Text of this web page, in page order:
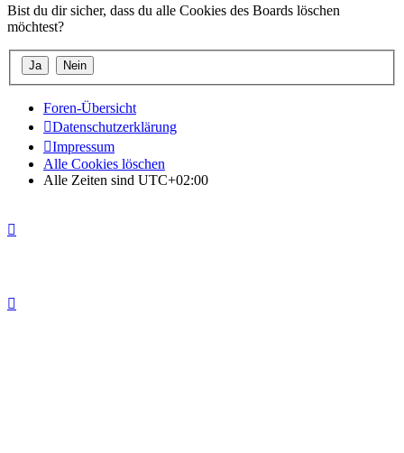
Bist du dir sicher, dass du alle Cookies des Boards löschen
möchtest?
Foren-Übersicht
Datenschutzerklärung
Impressum
Alle Cookies löschen
Alle Zeiten sind UTC+02:00